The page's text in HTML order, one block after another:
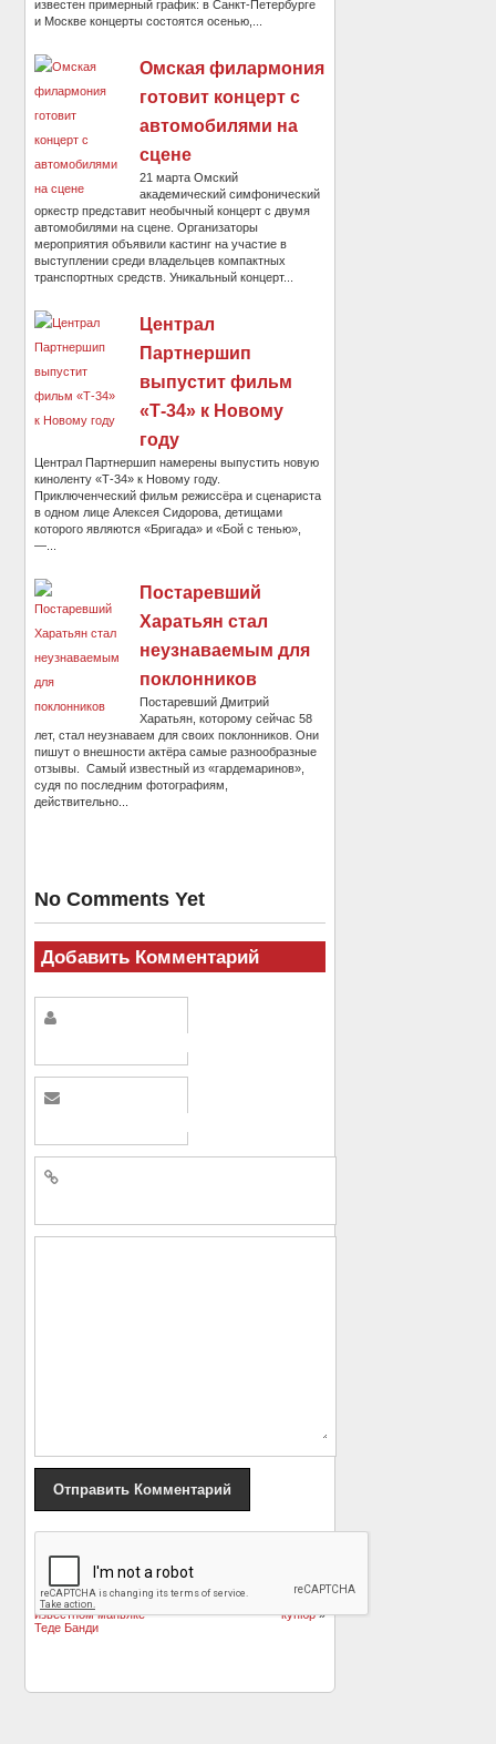
известен примерный график: в Санкт-Петербурге
и Москве концерты состоятся осенью,...
Омская филармония
готовит концерт с
автомобилями на
сцене
21 марта Омский
академический симфонический
оркестр представит необычный концерт с двумя
автомобилями на сцене. Организаторы
мероприятия объявили кастинг на участие в
выступлении среди владельцев компактных
транспортных средств. Уникальный концерт...
Централ
Партнершип
выпустит фильм
«Т-34» к Новому
году
Централ Партнершип намерены выпустить новую
киноленту «Т-34» к Новому году.
Приключенческий фильм режиссёра и сценариста
в одном лице Алексея Сидорова, детищами
которого являются «Бригада» и «Бой с тенью»,
—...
Постаревший
Харатьян стал
неузнаваемым для
поклонников
Постаревший Дмитрий
Харатьян, которому сейчас 58
лет, стал неузнаваем для своих поклонников. Они
пишут о внешности актёра самые разнообразные
отзывы. Самый известный из «гардемаринов»,
судя по последним фотографиям,
действительно...
No Comments Yet
Добавить Комментарий
Лидер Metallica
Джеймс Хэтфилд
снимется в фильме об
известном маньяке
Теде Банди
новом клипе показали
купюр»